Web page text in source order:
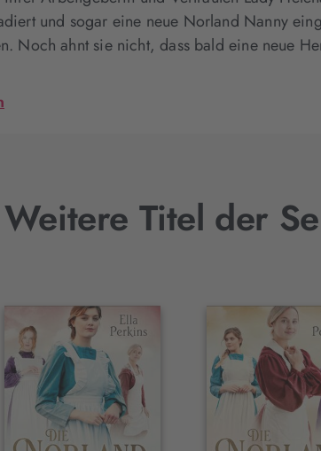
und sogar eine neue Norland Nanny
Noch ahnt sie nicht, dass bald eine neue
Weitere Titel der